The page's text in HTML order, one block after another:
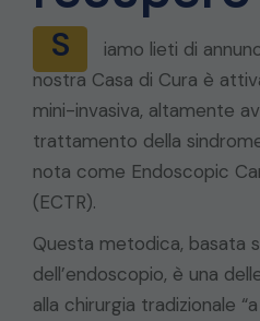
S
iamo lieti di
nostra Casa di Cura è
mini-invasiva, altamente
trattamento della
nota come Endoscopic
(ECTR).
Questa metodica, basata
dell’endoscopio, è una
alla chirurgia tradizionale